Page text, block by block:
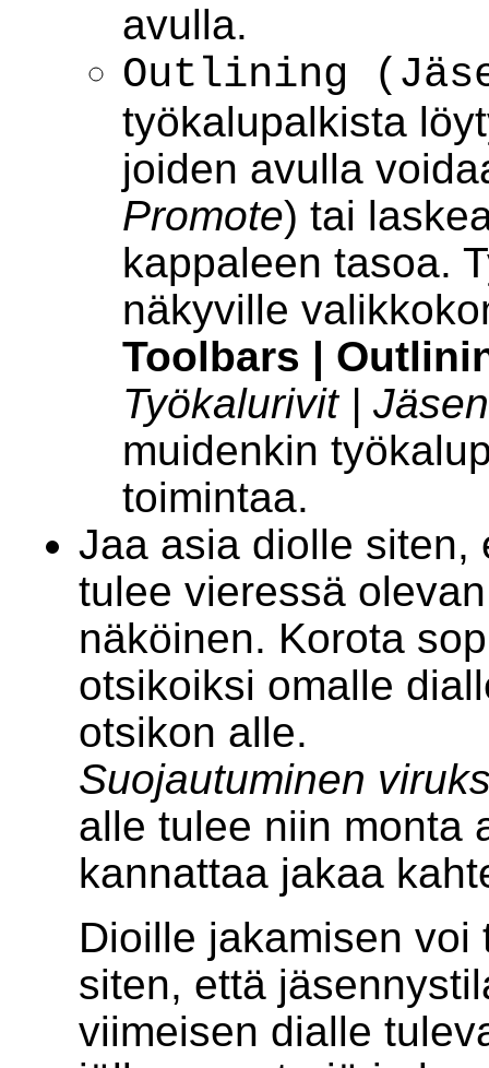
avulla.
Outlining
työkalupalkista
joiden avulla
Promote) tai
kappaleen tasoa.
näkyville
Toolbars |
Työkalurivit |
muidenkin
toimintaa.
Jaa asia diolle siten,
tulee vieressä
näköinen. Korota
otsikoiksi omalle
otsikon alle.
Suojautuminen
alle tulee niin monta
kannattaa jakaa
Dioille jakamisen voi
siten, että
viimeisen dialle